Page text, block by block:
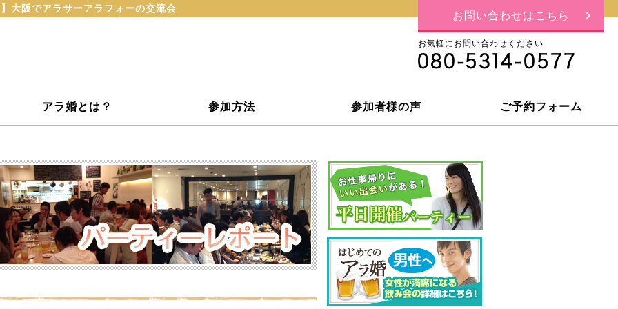
大阪でアラサーアラフォーの交流会 お問い合わせはこちら
お気軽にお問い合わせください
アラ婚とは？ 参加方法 参加者様の声 ご予約フォーム